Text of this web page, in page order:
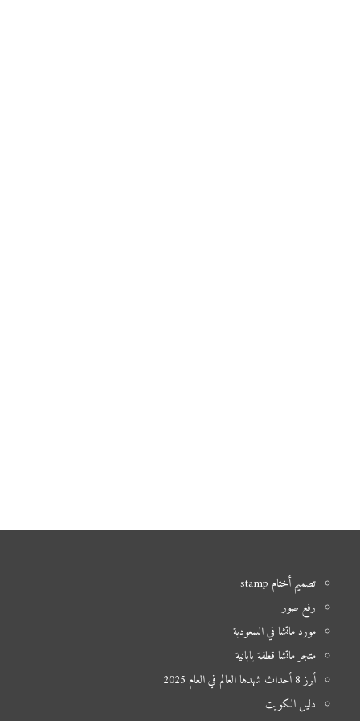
تصميم أختام stamp
رفع صور
مورد ماتشا في السعودية
متجر ماتشا قطفة يابانية
أبرز 8 أحداث شهدها العالم في العام 2025
دليل الكويت